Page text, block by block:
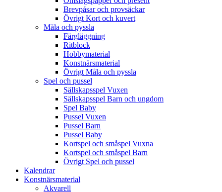
Brevpåsar och provsäckar
Övrigt Kort och kuvert
Måla och pyssla
Färgläggning
Ritblock
Hobbymaterial
Konstnärsmaterial
Övrigt Måla och pyssla
Spel och pussel
Sällskapsspel Vuxen
Sällskapsspel Barn och ungdom
Spel Baby
Pussel Vuxen
Pussel Barn
Pussel Baby
Kortspel och småspel Vuxna
Kortspel och småspel Barn
Övrigt Spel och pussel
Kalendrar
Konstnärsmaterial
Akvarell